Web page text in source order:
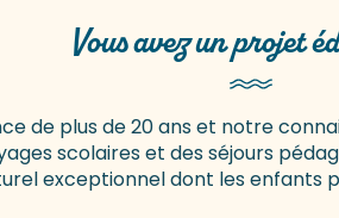
Vous avez un projet
de plus de 20 ans et notre
scolaires et des séjours
exceptionnel dont les enfants